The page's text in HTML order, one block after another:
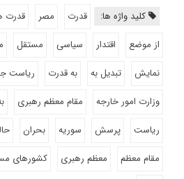
کلید واژه ها: قدرت مصر قدرت
از موضع
اقتدار سیاسی مستقل
نمایش
تبدیل به به قدرت ریاست
وزارت امور خارجه
مقام معظم رهبری
ریاست
پرسش سوریه بحران
مقام معظم
معظم رهبری کشورهای